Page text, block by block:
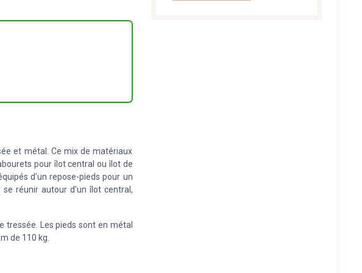
et métal. Ce mix de matériaux
pour îlot central ou îlot de
d'un repose-pieds pour un
réunir autour d'un îlot central,
tressée. Les pieds sont en métal
de 110 kg.